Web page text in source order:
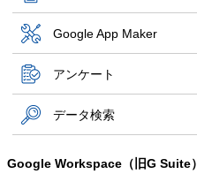
Google App Maker
アンケート
データ検索
Google Workspace（旧G Suite）